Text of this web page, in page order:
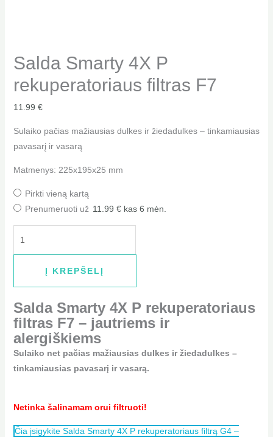
Salda Smarty 4X P
rekuperatoriaus filtras F7
11.99 €
Sulaiko pačias mažiausias dulkes ir žiedadulkes – tinkamiausias
pavasarį ir vasarą
Matmenys: 225x195x25 mm
Pirkti vieną kartą
Prenumeruoti už 11.99€ kas 6 mėn.
Į KREPŠELĮ
Salda Smarty 4X P rekuperatoriaus
filtras F7 – jautriems ir
alergiškiems
Sulaiko net pačias mažiausias dulkes ir žiedadulkes –
tinkamiausias pavasarį ir vasarą.
Netinka šalinamam orui filtruoti!
Čia įsigykite Salda Smarty 4X P rekuperatoriaus filtrą G4 –